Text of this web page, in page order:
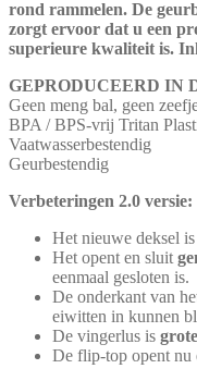
rond rammelen. De
zorgt ervoor dat u een
superieure kwaliteit is.
GEPRODUCEERD IN
Geen meng bal, geen
BPA / BPS-vrij Tritan
Vaatwasserbestendig
Geurbestendig
Verbeteringen 2.0 versie:
Het nieuwe deksel
Het opent en sluit
eenmaal gesloten is.
De onderkant van
eiwitten in kunnen
De vingerlus is
De flip-top opent nu